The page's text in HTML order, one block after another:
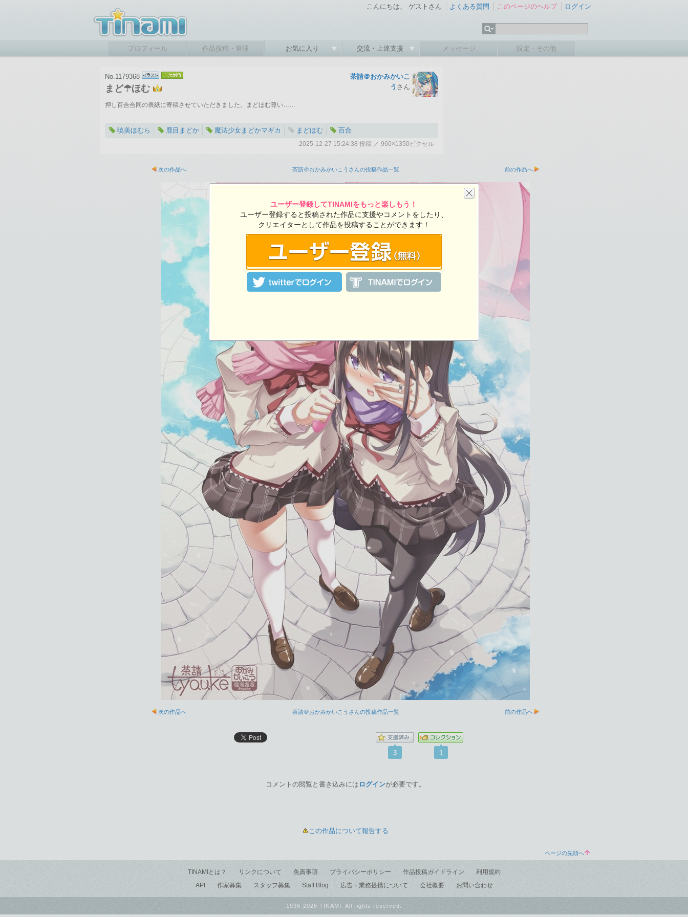
こんにちは、 ゲストさん よくある質問 このページのヘルプ ログイン
プロフィール 作品投稿・管理 お気に入り 交流・上達支援 メッセージ 設定・その他
No.1179368
まど☂ほむ
茶請＠おかみかいこ
う さん
押し百合合同の表紙に寄稿させていただきました。まどほむ尊い……
暁美ほむら 鹿目まどか 魔法少女まどかマギカ まどほむ 百合
2025-12-27 15:24:38 投稿 ／ 960×1350ピクセル
次の作品へ 茶請＠おかみかいこうさんの投稿作品一覧 前の作品へ
960×1350ピクセル
次の作品へ 茶請＠おかみかいこうさんの投稿作品一覧 前の作品へ
3 1
コメントの閲覧と書き込みには ログインが必要です。
この作品について報告する
ページの先頭へ
TINAMIとは？ リンクについて 免責事項 プライバシーポリシー 作品投稿ガイドライン
利用規約
API
作家募集 スタッフ募集 Staff Blog 広告・業務提携について 会社概要 お問い合わせ
1996-2026 TINAMI. All rights reserved.
ユーザー登録してTINAMIをもっと楽しもう！
ユーザー登録すると投稿された作品に支援やコメントをしたり、
クリエイターとして作品を投稿することができます！